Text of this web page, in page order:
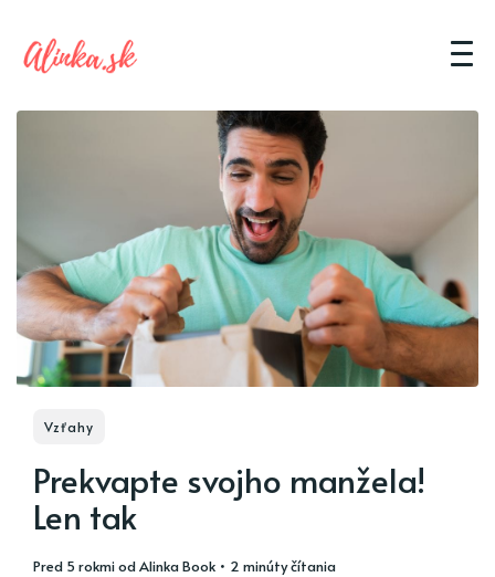
Vzťahy
Prekvapte svojho manžela!
Len tak
pred 5 rokmiodAlinka Book • 2 minúty čítania